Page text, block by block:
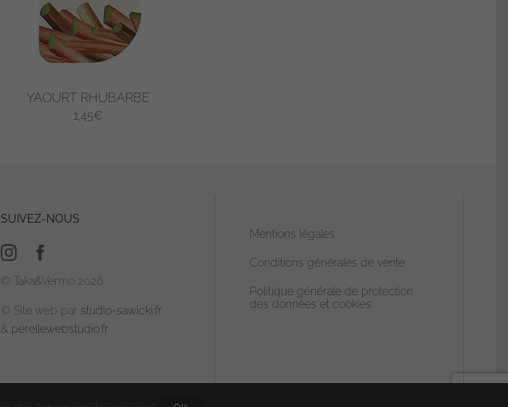
YAOURT RHUBARBE
1,45€
SUIVEZ-NOUS
© Taka&Vermo 2026
© Site web par studio-sawicki.fr
& perellewebstudio.fr
Mentions légales
Conditions générales de vente
Politique générale de protection
des données et cookies